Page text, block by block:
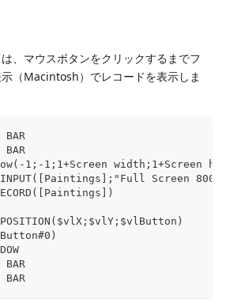
、マウスボタンをクリックするまでフ
（Macintosh）でレコードを表示しま
BAR
BAR
1;-1;1+Screen width;1+Screen
INPUT([Paintings];"Full Screen 800")
BAR
BAR